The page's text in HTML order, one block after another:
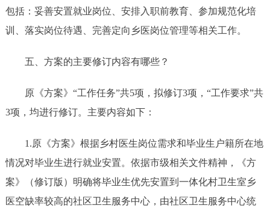
包括：妥善安置就业岗位、安排入职前教育、参加规范化培
训、落实岗位待遇、完善定向乡医岗位管理等相关工作。
五、 方案的主要修订内容有哪些？
原《方案》 “工作任务”共5项，拟修订3项，“工作要求”共
3项，均进行修订。主要内容如下：
1.原《方案》 根据乡村医生岗位需求和毕业生户籍所在地
情况对毕业生进行就业安置。依据市级相关文件精神，
《方
案》（修订版）明确将毕业生优先安置到一体化村卫生室乡
医空缺率较高的社区卫生服务中心，由社区卫生服务中心统